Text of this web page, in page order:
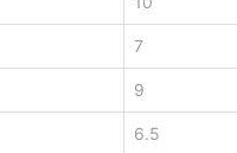
7
9
6.5